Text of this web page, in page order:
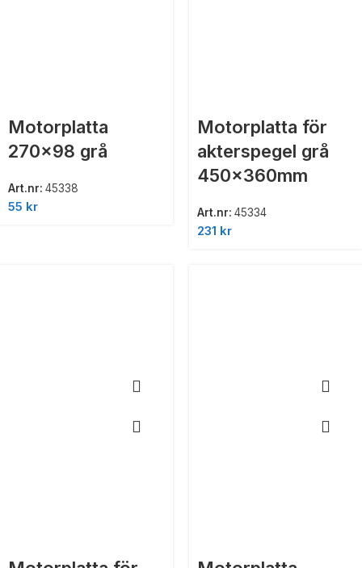
Motorplatta
270×98 grå
Art.nr: 45338
55 kr
Motorplatta för
akterspegel grå
450x360mm
Art.nr: 45334
231 kr